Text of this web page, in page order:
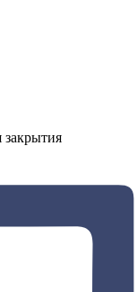
закрытия